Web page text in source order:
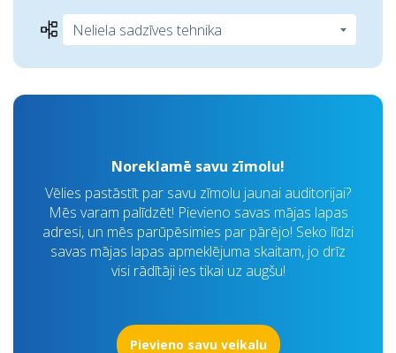
Noreklamē savu zīmolu!
Vēlies pastāstīt par savu zīmolu jaunai auditorijai?
Mēs varam palīdzēt! Pievieno savas mājas lapas
adresi, un mēs parūpēsimies par pārējo! Seko līdzi
savas mājas lapas apmeklējuma skaitam, jo drīz
visi rādītāji ies tikai uz augšu!
Pievieno savu veikalu